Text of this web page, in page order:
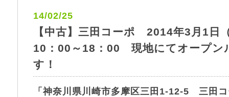
14/02/25
【中古】三田コーポ 2014年3月1日
10：00～18：00 現地にてオープン
す！
「神奈川県川崎市多摩区三田1-12-5 三